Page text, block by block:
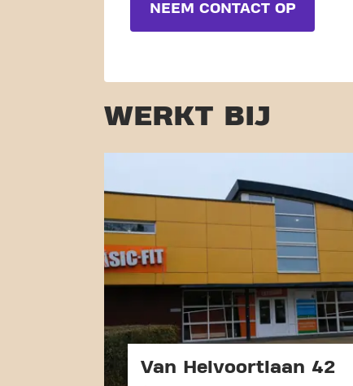
NEEM CONTACT OP
WERKT BIJ
Van Helvoortlaan 42